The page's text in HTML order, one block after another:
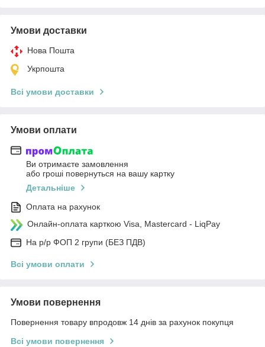
Умови доставки
Нова Пошта
Укрпошта
Всі умови доставки
Умови оплати
Ви отримаєте замовлення
або гроші повернуться на вашу картку
Детальніше
Оплата на рахунок
Онлайн-оплата карткою Visa, Mastercard - LiqPay
На р/р ФОП 2 групи (БЕЗ ПДВ)
Всі умови оплати
Умови повернення
Повернення товару впродовж 14 днів за рахунок покупця
Всі умови повернення